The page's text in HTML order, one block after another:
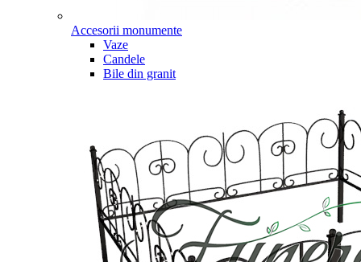
Accesorii monumente
Vaze
Candele
Bile din granit